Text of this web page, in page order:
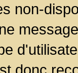
non-